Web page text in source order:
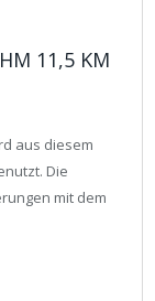
11,5 KM
aus diesem
Die
mit dem